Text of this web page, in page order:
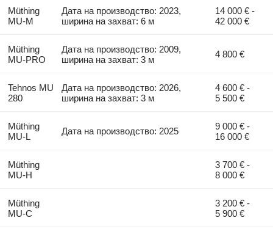
Müthing
MU-M
Дата на производство: 2023,
ширина на захват: 6 м
14 000 € -
42 000 €
Müthing
MU-PRO
Дата на производство: 2009,
ширина на захват: 3 м
4 800 €
Tehnos MU
280
Дата на производство: 2026,
ширина на захват: 3 м
4 600 € -
5 500 €
Müthing
MU-L
Дата на производство: 2025
9 000 € -
16 000 €
Müthing
MU-H
3 700 € -
8 000 €
Müthing
MU-C
3 200 € -
5 900 €